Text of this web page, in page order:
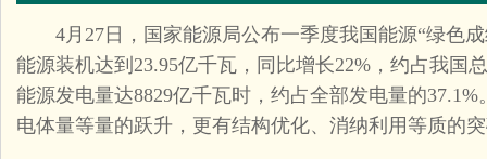
4月27日，国家能源局公布一季度我国能源“绿色成
能源装机达到23.95亿千瓦，同比增长22%，约占我国
能源发电量达8829亿千瓦时，约占全部发电量的
电体量等量的跃升，更有结构优化、消纳利用等质的